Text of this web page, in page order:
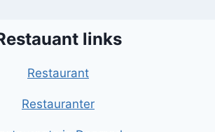
links
Restaurant
Restauranter